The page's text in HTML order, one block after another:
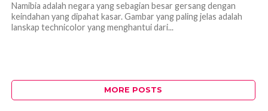
Namibia adalah negara yang sebagian besar gersang dengan
keindahan yang dipahat kasar. Gambar yang paling jelas adalah
lanskap technicolor yang menghantui dari...
MORE POSTS